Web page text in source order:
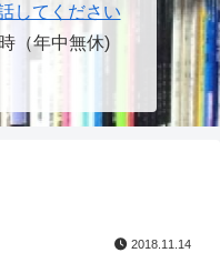
してください
（年中無休)
2018.11.14